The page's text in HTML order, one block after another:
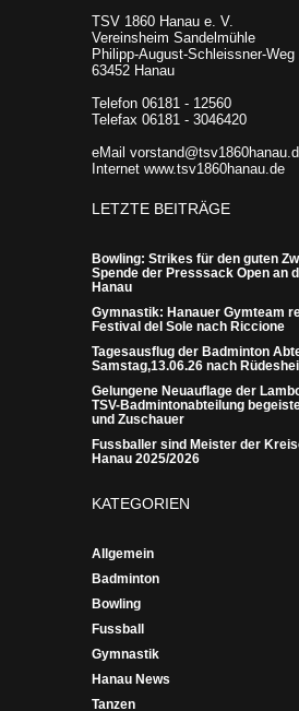
TSV 1860 Hanau e. V.
Vereinsheim Sandelmühle
Philipp-August-Schleissner-Weg
63452 Hanau
Telefon 06181 - 12560
Telefax 06181 - 3046420
eMail
Internet www.tsv1860hanau.de
LETZTE BEITRÄGE
Bowling: Strikes für den guten
Spende der Presssack Open an
Hanau
Gymnastik: Hanauer Gymteam
Festival del Sole nach Riccione
Tagesausflug der Badminton
Samstag,13.06.26 nach
Gelungene Neuauflage der
TSV-Badmintonabteilung
und Zuschauer
Fussballer sind Meister der
Hanau 2025/2026
KATEGORIEN
Allgemein
Badminton
Bowling
Fussball
Gymnastik
Hanau News
Tanzen